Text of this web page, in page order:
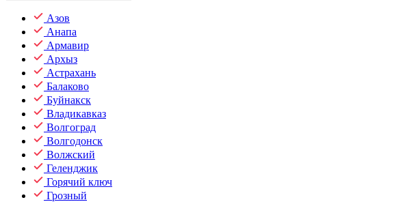
Азов
Анапа
Армавир
Архыз
Астрахань
Балаково
Буйнакск
Владикавказ
Волгоград
Волгодонск
Волжский
Геленджик
Горячий ключ
Грозный